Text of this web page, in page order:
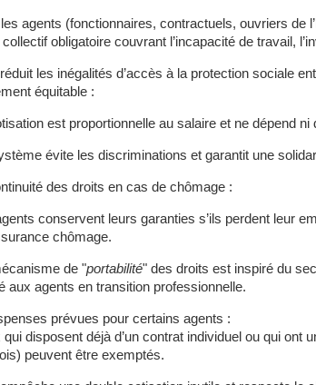
agents (fonctionnaires, contractuels, ouvriers de
obligatoire couvrant l’incapacité de travail,
les inégalités d’accès à la protection sociale
équitable :
est proportionnelle au salaire et ne dépend ni
évite les discriminations et garantit une
des droits en cas de chômage :
conservent leurs garanties s’ils perdent leur
chômage.
de "portabilité" des droits est inspiré du
aux agents en transition professionnelle.
prévues pour certains agents :
qui disposent déjà d’un contrat individuel ou qui ont
peuvent être exemptés.